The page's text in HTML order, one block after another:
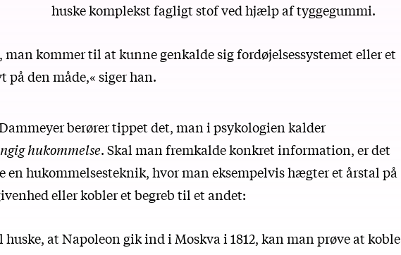
huske komplekst fagligt stof ved hjælp af tyggegummi.
man kommer til at kunne genkalde sig fordøjelsessystemet eller et
på den måde,« siger han.
berører tippet det, man i psykologien kalder
hukommelse. Skal man fremkalde konkret information, er det
en hukommelsesteknik, hvor man eksempelvis hægter et årstal på
eller kobler et begreb til et andet:
at Napoleon gik ind i Moskva i 1812, kan man prøve at koble